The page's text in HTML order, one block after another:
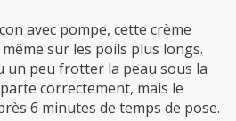
avec pompe, cette crème
sur les poils plus longs.
un peu frotter la peau sous la
correctement, mais le
6 minutes de temps de pose.